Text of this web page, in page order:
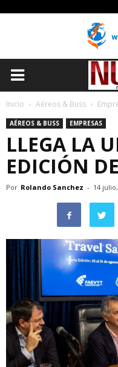
Inicio Aéreos & Buss
AÉREOS & BUSS EMPRESAS
LLEGA LA
EDICIÓN
Por Rolando Sanchez - 14